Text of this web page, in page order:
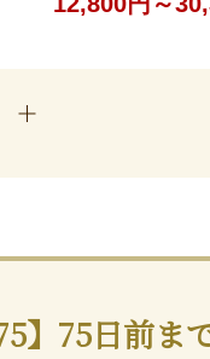
】75日前